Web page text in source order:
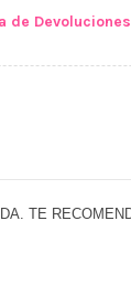
de Devoluciones
TE